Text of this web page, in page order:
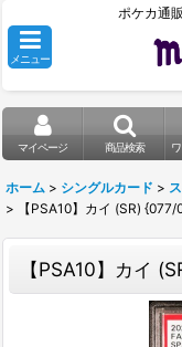
ポケカ通
メニュー
マイページ 商品検索
ホーム > シングルカード >
>
【PSA10】カイ (SR)
【PSA10】カイ